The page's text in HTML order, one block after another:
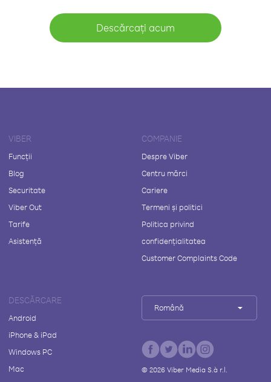
Descărcați acum
VIBER
Funcții
Blog
Securitate
Viber Out
Tarife
Asistență
COMPANIE
Despre Viber
Centru mărci
Cariere
Termeni și politici
Politica privind
confidențialitatea
Customer Complaints Code
DESCĂRCARE
Android
iPhone & iPad
Windows PC
Mac
Română
© 2026Viber Media S.à r.l.